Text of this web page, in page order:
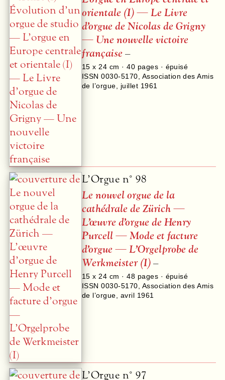
orientale (I) — Le Livre
d’orgue de Nicolas de Grigny
— Une nouvelle victoire
française –
15 x 24 cm ·40 pages · épuisé
ISSN 0030-5170 Association des Amis
de l’orgue
juillet 1961
L’Orgue n° 98
Le nouvel orgue de la
cathédrale de Zürich —
L’œuvre d’orgue de Henry
Purcell — Mode et facture
d’orgue — L’Orgelprobe de
Werkmeister (I)–
15 x 24 cm ·48 pages · épuisé
ISSN 0030-5170 Association des Amis
de l’orgue
avril 1961
L’Orgue n° 97